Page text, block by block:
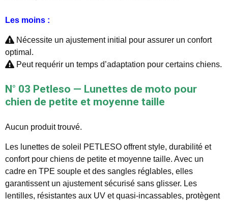
Les moins :
Nécessite un ajustement initial pour assurer un confort
optimal.
Peut requérir un temps d’adaptation pour certains chiens.
N° 03 Petleso — Lunettes de moto pour
chien de petite et moyenne taille
Aucun produit trouvé.
Les lunettes de soleil PETLESO offrent style, durabilité et
confort pour chiens de petite et moyenne taille. Avec un
cadre en TPE souple et des sangles réglables, elles
garantissent un ajustement sécurisé sans glisser. Les
lentilles, résistantes aux UV et quasi-incassables, protègent